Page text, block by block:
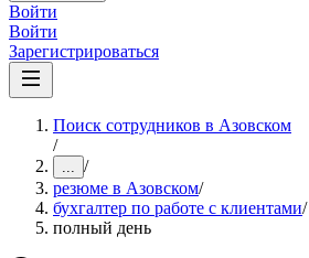
Войти
Войти
Зарегистрироваться
Поиск сотрудников в Азовском
/
... /
резюме в Азовском/
бухгалтер по работе с клиентами/
полный день